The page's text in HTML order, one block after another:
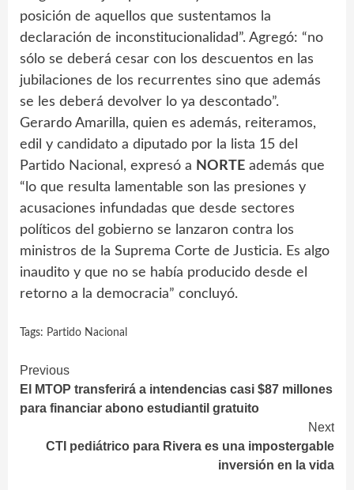
posición de aquellos que sustentamos la
declaración de inconstitucionalidad”. Agregó: “no
sólo se deberá cesar con los descuentos en las
jubilaciones de los recurrentes sino que además
se les deberá devolver lo ya descontado”.
Gerardo Amarilla, quien es además, reiteramos,
edil y candidato a diputado por la lista 15 del
Partido Nacional, expresó a NORTE además que
“lo que resulta lamentable son las presiones y
acusaciones infundadas que desde sectores
políticos del gobierno se lanzaron contra los
ministros de la Suprema Corte de Justicia. Es algo
inaudito y que no se había producido desde el
retorno a la democracia” concluyó.
Tags: Partido Nacional
Continue
Reading
Previous
El MTOP transferirá a intendencias casi $87 millones
para financiar abono estudiantil gratuito
Next
CTI pediátrico para Rivera es una impostergable
inversión en la vida